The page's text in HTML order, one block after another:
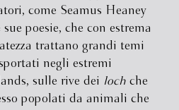
come Seamus Heaney
poesie, che con estrema
trattano grandi temi
negli estremi
sulle rive dei loch che
popolati da animali che